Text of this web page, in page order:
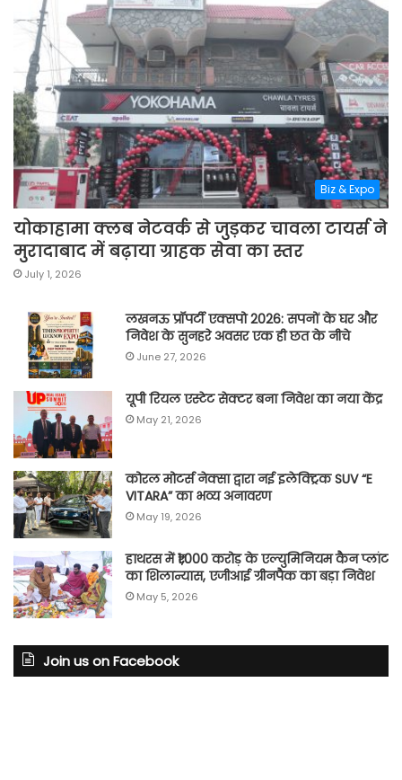
Biz & Expo
योकाहामा क्लब नेटवर्क से जुड़कर चावला टायर्स ने
मुरादाबाद में बढ़ाया ग्राहक सेवा का स्तर
July 1, 2026
लखनऊ प्रॉपर्टी एक्सपो 2026: सपनों के घर और
निवेश के सुनहरे अवसर एक ही छत के नीचे
June 27, 2026
यूपी रियल एस्टेट सेक्टर बना निवेश का नया केंद्र
May 21, 2026
कोरल मोटर्स नेक्सा द्वारा नई इलेक्ट्रिक SUV “E
VITARA” का भव्य अनावरण
May 19, 2026
हाथरस में ₹1,000 करोड़ के एल्युमिनियम कैन प्लांट
का शिलान्यास, एजीआई ग्रीनपैक का बड़ा निवेश
May 5, 2026
Join us on Facebook